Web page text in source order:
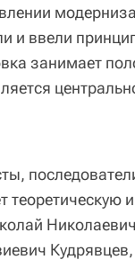
и ввели
занимает
теоретическую и
Кудрявцев,